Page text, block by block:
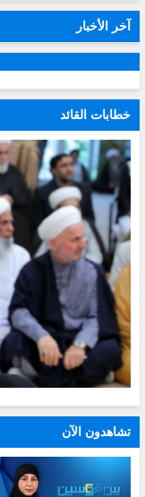
آخر الأخبار
خطابات القائد
تشاهدون الآن